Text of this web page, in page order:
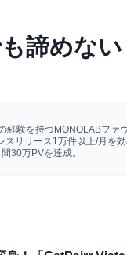
諦めな
経験を持つMONOLABファ
スリリース1万件以上/月を
30万PVを達成。